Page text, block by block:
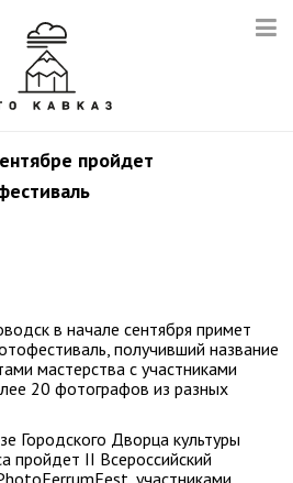
пройдет
в начале сентября примет
получивший название
мастерства с участниками
20 фотографов из разных
Городского Дворца культуры
пройдет II Всероссийский